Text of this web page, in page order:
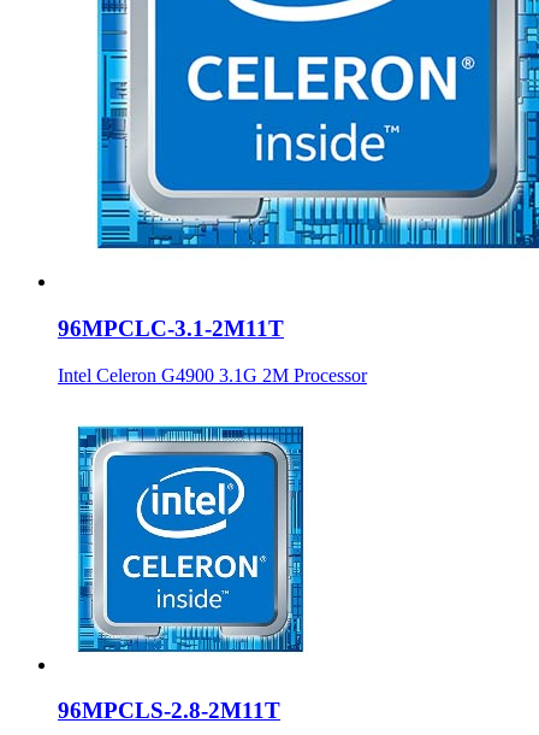
96MPCLC-3.1-2M11T
Intel Celeron G4900 3.1G 2M Processor
96MPCLS-2.8-2M11T